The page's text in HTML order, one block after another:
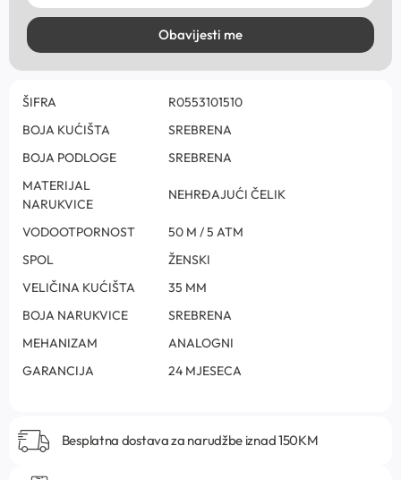
Obavijesti me
ŠIFRA
R0553101510
BOJA KUĆIŠTA
SREBRENA
BOJA PODLOGE
SREBRENA
MATERIJAL
NARUKVICE
NEHRĐAJUĆI ČELIK
VODOOTPORNOST
50 M / 5 ATM
SPOL
ŽENSKI
VELIČINA KUĆIŠTA
35 MM
BOJA NARUKVICE
SREBRENA
MEHANIZAM
ANALOGNI
GARANCIJA
24 MJESECA
Besplatna dostava za narudžbe iznad 150KM